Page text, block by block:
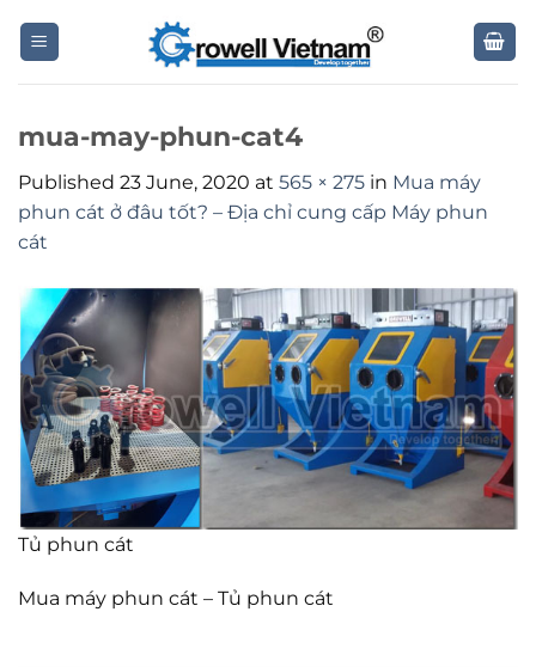
mua-may-phun-cat4
Published 23 June, 2020 at 565 × 275 in Mua máy
phun cát ở đâu tốt? – Địa chỉ cung cấp Máy phun
cát
Tủ phun cát
Mua máy phun cát – Tủ phun cát